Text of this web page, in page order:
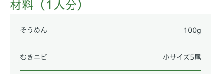
材料（1人分）
そうめん 100g
むきエビ 小サイズ5尾